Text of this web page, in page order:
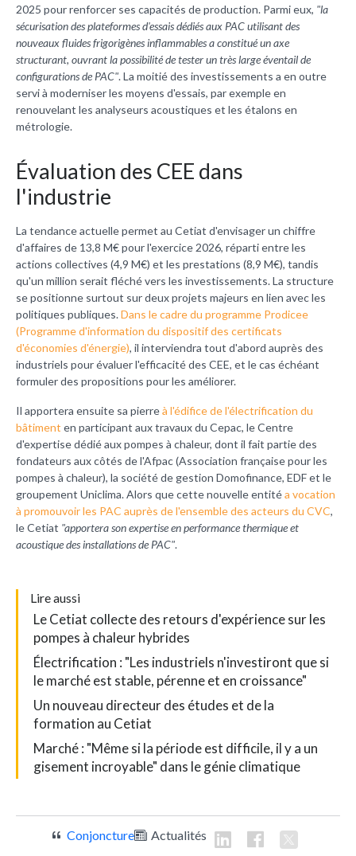
2025 pour renforcer ses capacités de production. Parmi eux, "la
sécurisation des plateformes d'essais dédiés aux PAC utilisant des
nouveaux fluides frigorigènes inflammables a constitué un axe
structurant, ouvrant la possibilité de tester un très large éventail de
configurations de PAC". La moitié des investissements a en outre
servi à moderniser les moyens d'essais, par exemple en
renouvelant les analyseurs acoustiques et les étalons en
métrologie.
Évaluation des CEE dans
l'industrie
La tendance actuelle permet au Cetiat d'envisager un chiffre
d'affaires de 13,8 M€ pour l'exercice 2026, réparti entre les
actions collectives (4,9 M€) et les prestations (8,9 M€), tandis
qu'un million serait fléché vers les investissements. La structure
se positionne surtout sur deux projets majeurs en lien avec les
politiques publiques.Dans le cadre du programme Prodicee
(Programme d'information du dispositif des certificats
d'économies d'énergie), il interviendra tout d'abord auprès des
industriels pour évaluer l'efficacité des CEE, et le cas échéant
formuler des propositions pour les améliorer.
Il apportera ensuite sa pierreà l'édifice de l'électrification du
bâtiment en participant aux travaux du Cepac, le Centre
d'expertise dédié aux pompes à chaleur, dont il fait partie des
fondateurs aux côtés de l'Afpac (Association française pour les
pompes à chaleur), la société de gestion Domofinance, EDF et le
groupement Uniclima. Alors que cette nouvelle entitéa vocation
à promouvoir les PAC auprès de l'ensemble des acteurs du CVC,
le Cetiat "apportera son expertise en performance thermique et
acoustique des installations de PAC".
Lire aussi
Le Cetiat collecte des retours d'expérience sur les
pompes à chaleur hybrides
Électrification : "Les industriels n'investiront que si
le marché est stable, pérenne et en croissance"
Un nouveau directeur des études et de la
formation au Cetiat
Marché : "Même si la période est difficile, il y a un
gisement incroyable" dans le génie climatique
Conjoncture Actualités